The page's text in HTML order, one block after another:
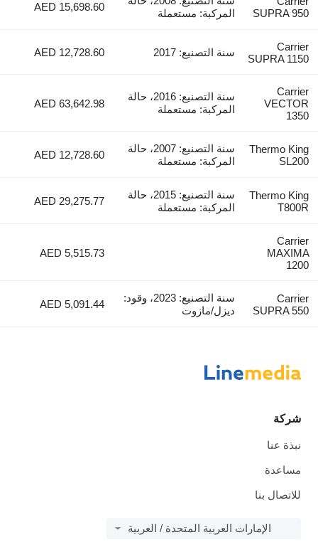
المركبة: مستعملة
AED 15,698.60
سنة التصنيع: 2017 AED 12,728.60
سنة التصنيع: 2016، حالة
المركبة: مستعملة
AED 63,642.98
سنة التصنيع: 2007، حالة
المركبة: مستعملة
AED 12,728.60
سنة التصنيع: 2015، حالة
المركبة: مستعملة
AED 29,275.77
AED 5,515.73
سنة التصنيع: 2023، وقود:
ديزل/مازوت
AED 5,091.44
بنا
الإمارات العربية المتحدة / العربية